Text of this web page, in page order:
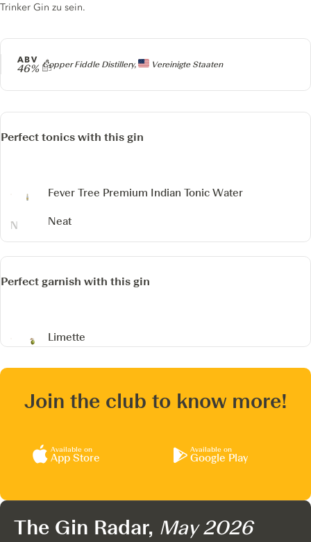
Producer
Copper Fiddle Distillery, Vereinigte Staaten
ABV
46%
Trinker Gin zu sein.
Perfect tonics with this gin
Fever Tree Premium Indian Tonic Water
Neat
Perfect garnish with this gin
Limette
Join the club to know more!
Available on
App Store
Available on
Google Play
The Gin Radar, May 2026